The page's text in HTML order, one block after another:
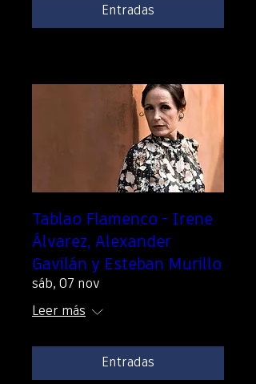
Entradas
Tablao Flamenco - Irene
Álvarez, Alexander
Gavilán y Esteban Murillo
sáb, 07 nov
Leer más
Entradas